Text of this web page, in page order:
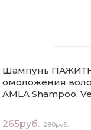
Шампунь
омоложения
AMLA Shampoo,
265руб. 280руб.